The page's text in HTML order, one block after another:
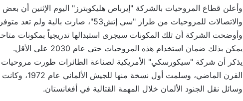
وأعلن قطاع المروحيات بالشركة "إيرباص هليكوبترز" اليوم الإثنين أن
والاتصالات للمروحيات من طراز "سي إتش53"، صارت بالية ولم تعد متوفرة في الأسواق.
يمكن بذلك ضمان استخدام هذه المروحيات حتى عام 2030 على الأقل.
يذكر أن شركة "سيكورسكي" الأمريكية لصناعة الطائرات طورت مروحيات
وسائل نقل الجنود الألمان خلال المهمة القتالية في أفغانستان.